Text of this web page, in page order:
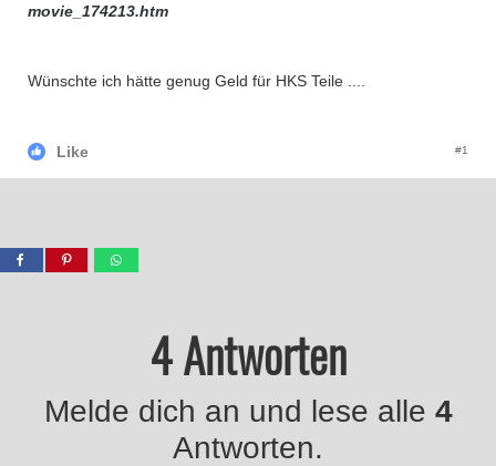
movie_174213.htm
Wünschte ich hätte genug Geld für HKS Teile ....
Like #1
4 Antworten
Melde dich an und lese alle 4
Antworten.